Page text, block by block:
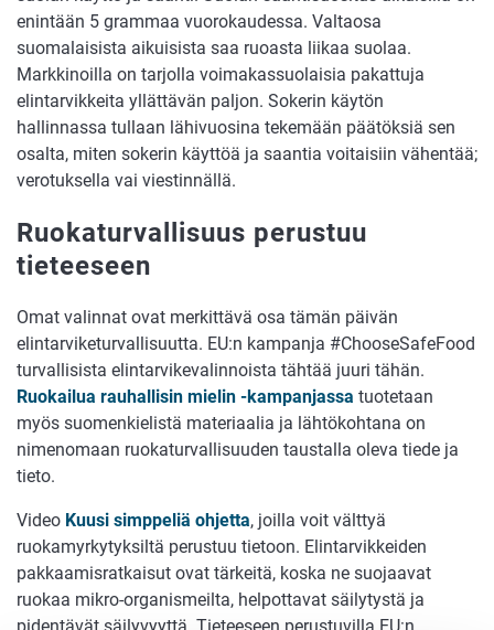
enintään 5 grammaa vuorokaudessa. Valtaosa
suomalaisista aikuisista saa ruoasta liikaa suolaa.
Markkinoilla on tarjolla voimakassuolaisia pakattuja
elintarvikkeita yllättävän paljon. Sokerin käytön
hallinnassa tullaan lähivuosina tekemään päätöksiä sen
osalta, miten sokerin käyttöä ja saantia voitaisiin vähentää;
verotuksella vai viestinnällä.
Ruokaturvallisuus perustuu
tieteeseen
Omat valinnat ovat merkittävä osa tämän päivän
elintarviketurvallisuutta. EU:n kampanja #ChooseSafeFood
turvallisista elintarvikevalinnoista tähtää juuri tähän.
Ruokailua rauhallisin mielin -kampanjassa tuotetaan
myös suomenkielistä materiaalia ja lähtökohtana on
nimenomaan ruokaturvallisuuden taustalla oleva tiede ja
tieto.
Video Kuusi simppeliä ohjetta, joilla voit välttyä
ruokamyrkytyksiltä perustuu tietoon. Elintarvikkeiden
pakkaamisratkaisut ovat tärkeitä, koska ne suojaavat
ruokaa mikro-organismeilta, helpottavat säilytystä ja